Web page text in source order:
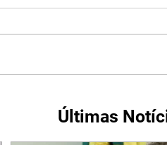
Últimas